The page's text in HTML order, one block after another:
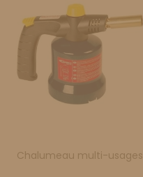
Chalumeau multi-usages